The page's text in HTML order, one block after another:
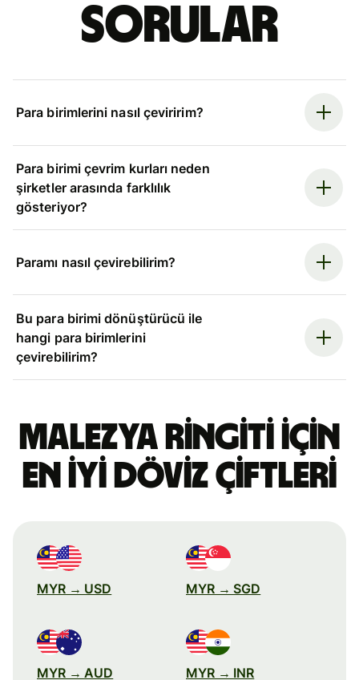
sorular
Para birimlerini nasıl çeviririm?
Para birimi çevrim kurları neden
şirketler arasında farklılık
gösteriyor?
Paramı nasıl çevirebilirim?
Bu para birimi dönüştürücü ile
hangi para birimlerini
çevirebilirim?
Malezya ringiti için
en iyi döviz çiftleri
MYR → USD MYR → SGD
MYR → AUD MYR → INR